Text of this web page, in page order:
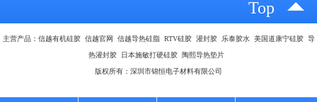
Top
主营产品：信越有机硅胶 信越官网 信越导热硅脂 RTV硅胶 灌封胶 乐泰胶水 美国道康宁硅胶 导
热灌封胶 日本施敏打硬硅胶 陶熙导热垫片
版权所有：深圳市锦恒电子材料有限公司